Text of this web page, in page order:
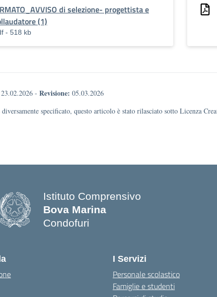
di selezione- progettista e
(1)
- 518 kb
23.02.2026 - Revisione: 05.03.2026
specificato, questo articolo è stato rilasciato sotto Licenza
Istituto Comprensivo
Bova Marina
Condofuri
I Servizi
Personale scolastico
Famiglie e studenti